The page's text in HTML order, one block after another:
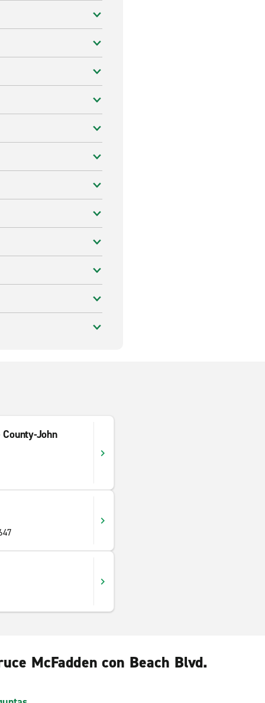
John
McFadden con Beach Blvd.